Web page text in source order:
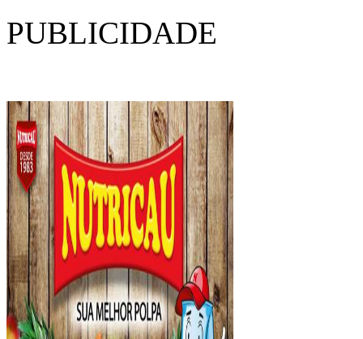
PUBLICIDADE